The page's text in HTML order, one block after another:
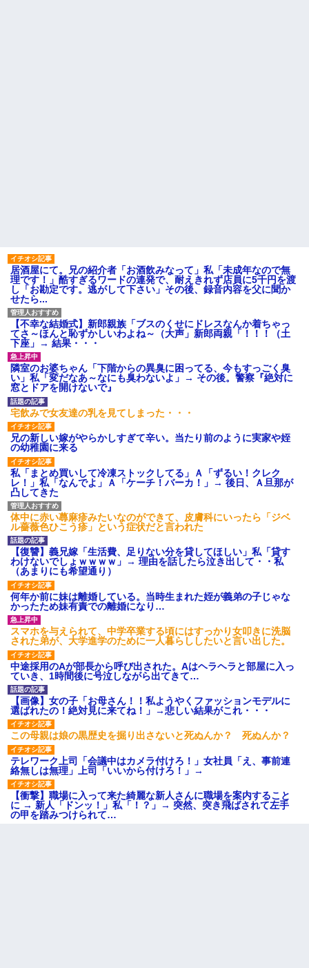
私「初めて飲む味だけどなん
のお茶？」彼「ちっ！」私「」
【GIF】JSのカンチョーワロ
タ
後続車にクラクションを鳴ら
され彼氏が逆切れ。「何クラク
ション鳴らしてんだ！降りてこ
いよ！」と怒鳴りだし...
【衝撃】報酬100万円超の治験
募集がこちらｗｗｗｗｗ(※画像
あり)
【ネット騒然】惨殺されたタ
ワマン頂き女子のこの動画、す
げえええええｗｗｗｗｗｗｗｗ
ｗｗｗ
【愕然】白のクラウン俺氏、
高速道路左車線を制限速度で走
った結果wwwwwwwwwwww
百年の恋12-899 食べた量を
張り合ってくる
【悲報】佐藤輝明・・・２軍
でも盛大にやらかす←あまり悲
しませないでくれ
居酒屋にて。兄の紹介者「お酒飲みなって」私「未成年なので無
理です！」酷すぎるワードの連発で、耐えきれず店員に5千円を渡
し「お勘定です。逃がして下さい」その後、録音内容を父に聞か
せたら...
【不幸な結婚式】新郎親族「ブスのくせにドレスなんか着ちゃっ
てさ～ほんと恥ずかしいわよね～（大声」新郎両親「！！！（土
下座」→ 結果・・・
隣室のお婆ちゃん「下階からの異臭に困ってる、今もすっごく臭
い」私「変だなあ～なにも臭わないよ」→ その後。警察『絶対に
窓とドアを開けないで』
宅飲みで女友達の乳を見てしまった・・・
兄の新しい嫁がやらかしすぎて辛い。当たり前のように実家や姪
の幼稚園に来る
私「まとめ買いして冷凍ストックしてる」Ａ「ずるい！クレク
レ！」私「なんでよ」Ａ「ケーチ！バーカ！」→ 後日、Ａ旦那が
凸してきた
体中に赤い蕁麻疹みたいなのができて、皮膚科にいったら「ジベ
ル薔薇色ひこう疹」という症状だと言われた
【復讐】義兄嫁「生活費、足りない分を貸してほしい」私「貸す
わけないでしょｗｗｗｗ」→ 理由を話したら泣き出して・・私
（あまりにも希望通り）
何年か前に妹は離婚している。当時生まれた姪が義弟の子じゃな
かったため妹有責での離婚になり…
スマホを与えられて、中学卒業する頃にはすっかり女叩きに洗脳
された弟が、大学進学のために一人暮らししたいと言い出した。
中途採用のAが部長から呼び出された。Aはヘラヘラと部屋に入っ
ていき、1時間後に号泣しながら出てきて…
【画像】女の子「お母さん！！私ようやくファッションモデルに
選ばれたの！絶対見に来てね！」→悲しい結果がこれ・・・
この母親は娘の黒歴史を掘り出さないと死ぬんか？ 死ぬんか？
テレワーク上司「会議中はカメラ付けろ！」女社員「え、事前連
絡無しは無理」上司「いいから付けろ！」→
【衝撃】職場に入って来た綺麗な新人さんに職場を案内すること
に → 新人「ドンッ！」私「！？」→ 突然、突き飛ばされて左手
の甲を踏みつけられて…